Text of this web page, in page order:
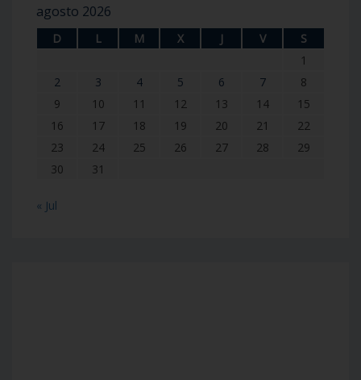
agosto 2026
D L M X J V
S
1
2
3 4 5 6 7
8
9
10 11 12 13 14
15
16
17 18 19 20 21
22
23
24 25 26 27 28
29
30
31
« Jul